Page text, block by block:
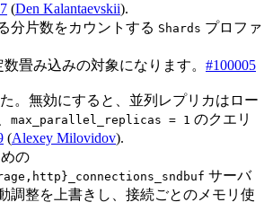
(Den Kalantaevskii).
分片数をカウントする Shards プロファ
畳み込みの対象になります。 #100005
。無効にすると、並列レプリカはロー
max_parallel_replicas = 1 のクエリ
(Alexey Milovidov).
の
サーバ
調整を上書きし、接続ごとのメモリ使